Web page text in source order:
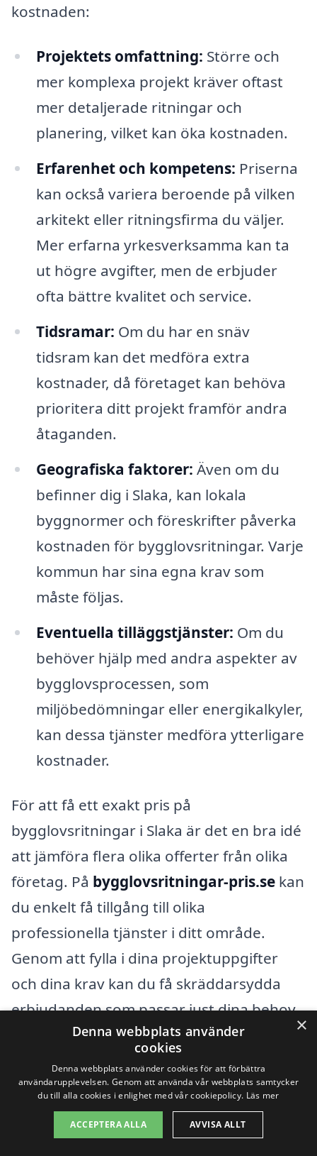
kostnaden:
Projektets omfattning: Större och
mer komplexa projekt kräver oftast
mer detaljerade ritningar och
planering, vilket kan öka kostnaden.
Erfarenhet och kompetens: Priserna
kan också variera beroende på vilken
arkitekt eller ritningsfirma du väljer.
Mer erfarna yrkesverksamma kan ta
ut högre avgifter, men de erbjuder
ofta bättre kvalitet och service.
Tidsramar: Om du har en snäv
tidsram kan det medföra extra
kostnader, då företaget kan behöva
prioritera ditt projekt framför andra
åtaganden.
Geografiska faktorer: Även om du
befinner dig i Slaka, kan lokala
byggnormer och föreskrifter påverka
kostnaden för bygglovsritningar. Varje
kommun har sina egna krav som
måste följas.
Eventuella tilläggstjänster: Om du
behöver hjälp med andra aspekter av
bygglovsprocessen, som
miljöbedömningar eller energikalkyler,
kan dessa tjänster medföra ytterligare
kostnader.
För att få ett exakt pris på
bygglovsritningar i Slaka är det en bra idé
att jämföra flera olika offerter från olika
företag. På bygglovsritningar-pris.se kan
du enkelt få tillgång till olika
professionella tjänster i ditt område.
Genom att fylla i dina projektuppgifter
och dina krav kan du få skräddarsydda
erbjudanden som passar just dina behov.
Att jämföra priser och tjänster ger dig
möjlighet att hitta den bästa lösningen för
ditt projekt och säkerställa att du
investerar i kvalitetsritningar som
uppfyller alla nödvändiga krav.
×
Denna webbplats använder
cookies
Denna webbplats använder cookies för att förbättra
användarupplevelsen. Genom att använda vår webbplats samtycker
du till alla cookies i enlighet med vår cookiepolicy. Läs mer
ACCEPTERA ALLA AVVISA ALLT